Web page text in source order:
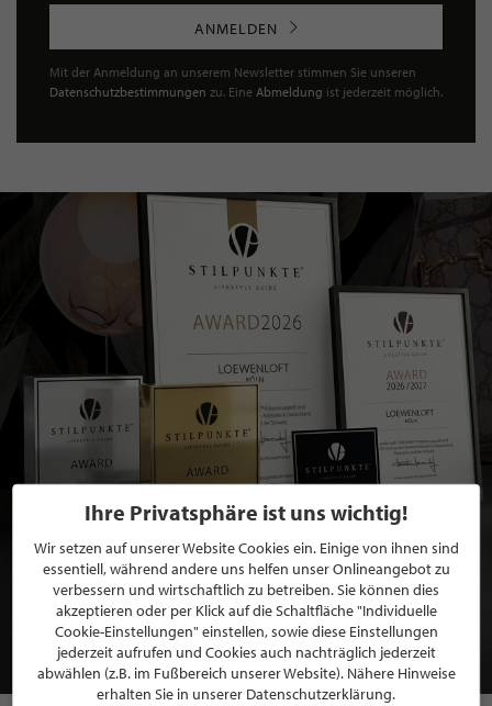
ANMELDEN
Mit der Anmeldung an unserem Newsletter stimmen Sie unseren
Datenschutzbestimmungen zu. Eine Abmeldung ist jederzeit möglich.
BEWERBEN SIE SICH FÜR EINE GRATIS
MITGLIEDSCHAFT BEI STILPUNKTE®
JETZT GRATIS BEWERBEN
Ihre Privatsphäre ist uns wichtig!
Wir setzen auf unserer Website Cookies ein. Einige von ihnen sind
essentiell, während andere uns helfen unser Onlineangebot zu
verbessern und wirtschaftlich zu betreiben. Sie können dies
akzeptieren oder per Klick auf die Schaltfläche "Individuelle
Cookie-Einstellungen" einstellen, sowie diese Einstellungen
jederzeit aufrufen und Cookies auch nachträglich jederzeit
abwählen (z.B. im Fußbereich unserer Website). Nähere Hinweise
erhalten Sie in unserer Datenschutzerklärung.